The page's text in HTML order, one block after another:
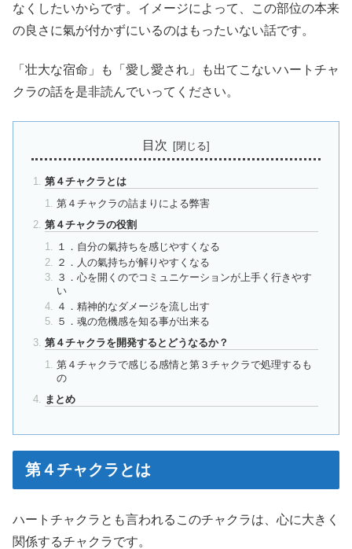
なくしたいからです。イメージによって、この部位の本来
の良さに氣が付かずにいるのはもったいない話です。
「壮大な宿命」も「愛し愛され」も出てこないハートチャ
クラの話を是非読んでいってください。
目次
第４チャクラとは
第４チャクラの詰まりによる弊害
第４チャクラの役割
１．自分の氣持ちを感じやすくなる
２．人の氣持ちが解りやすくなる
３．心を開くのでコミュニケーションが上手く行きやす
い
４．精神的なダメージを流し出す
５．魂の危機感を知る事が出来る
第４チャクラを開発するとどうなるか？
第４チャクラで感じる感情と第３チャクラで処理するも
の
まとめ
第４チャクラとは
ハートチャクラとも言われるこのチャクラは、心に大きく
関係するチャクラです。